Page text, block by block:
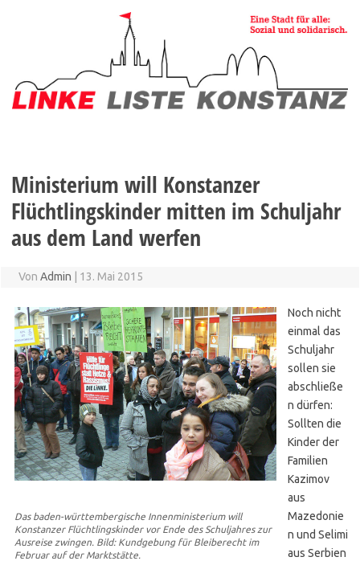
Ministerium will Konstanzer
Flüchtlingskinder mitten im Schuljahr
aus dem Land werfen
Von Admin 13. Mai 2015
Das baden-württembergische Innenministerium will
Konstanzer Flüchtlingskinder vor Ende des Schuljahres zur
Ausreise zwingen. Bild: Kundgebung für Bleiberecht im
Februar auf der Marktstätte.
Noch nicht
einmal das
Schuljahr
sollen sie
abschließe
n dürfen:
Sollten die
Kinder der
Familien
Kazimov
aus
Mazedonie
n und Selimi
aus Serbien